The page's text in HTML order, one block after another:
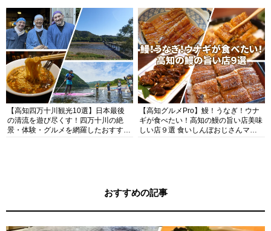
【高知四万十川観光10選】日本最後
の清流を遊び尽くす！四万十川の絶
景・体験・グルメを網羅したおすすめ
【高知グルメPro】鰻！うなぎ！ウナ
ギが食べたい！高知の鰻の旨い店美味
しい店９選 食いしんぼおじさんマッ
おすすめの記事